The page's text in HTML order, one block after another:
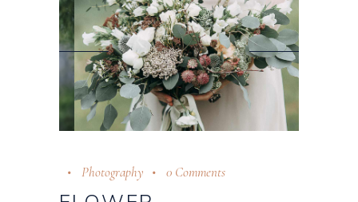
Photography 0 Comments